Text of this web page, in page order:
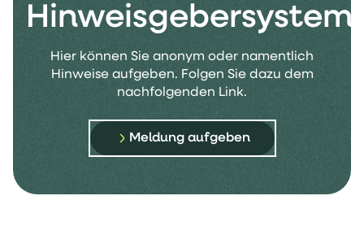
Hinweisgebersystem
Hier können Sie anonym oder namentlich
Hinweise aufgeben. Folgen Sie dazu dem
nachfolgenden Link.
Meldung aufgeben